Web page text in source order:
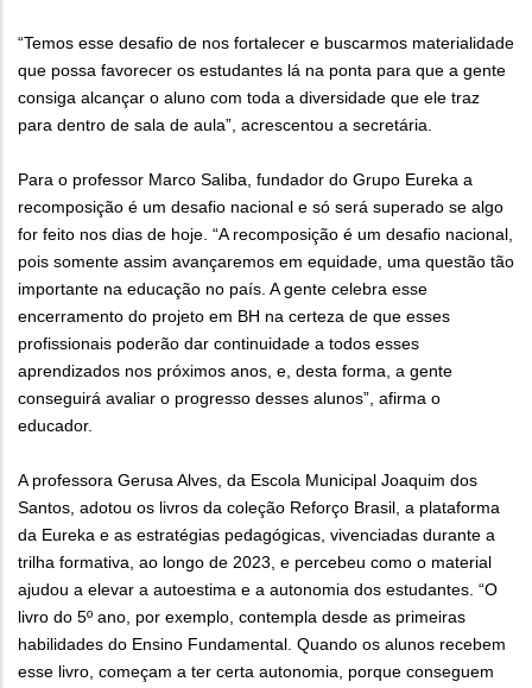
“Temos esse desafio de nos fortalecer e buscarmos materialidade
que possa favorecer os estudantes lá na ponta para que a gente
consiga alcançar o aluno com toda a diversidade que ele traz
para dentro de sala de aula”, acrescentou a secretária.
Para o professor Marco Saliba, fundador do Grupo Eureka a
recomposição é um desafio nacional e só será superado se algo
for feito nos dias de hoje. “A recomposição é um desafio nacional,
pois somente assim avançaremos em equidade, uma questão tão
importante na educação no país. A gente celebra esse
encerramento do projeto em BH na certeza de que esses
profissionais poderão dar continuidade a todos esses
aprendizados nos próximos anos, e, desta forma, a gente
conseguirá avaliar o progresso desses alunos”, afirma o
educador.
A professora Gerusa Alves, da Escola Municipal Joaquim dos
Santos, adotou os livros da coleção Reforço Brasil, a plataforma
da Eureka e as estratégias pedagógicas, vivenciadas durante a
trilha formativa, ao longo de 2023, e percebeu como o material
ajudou a elevar a autoestima e a autonomia dos estudantes. “O
livro do 5º ano, por exemplo, contempla desde as primeiras
habilidades do Ensino Fundamental. Quando os alunos recebem
esse livro, começam a ter certa autonomia, porque conseguem